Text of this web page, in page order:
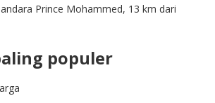
Prince Mohammed, 13 km dari
populer